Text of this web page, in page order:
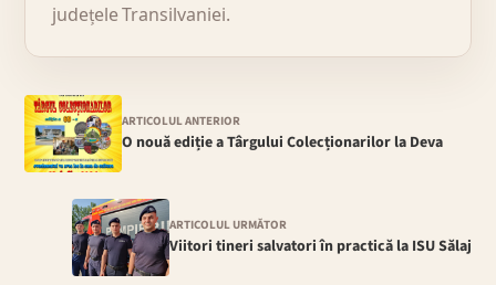
județele Transilvaniei.
ARTICOLUL ANTERIOR
O nouă ediție a Târgului Colecționarilor la Deva
ARTICOLUL URMĂTOR
Viitori tineri salvatori în practică la ISU Sălaj